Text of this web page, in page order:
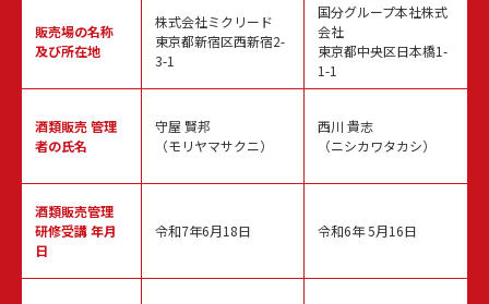
販売場の名称
及び所在地
酒類販売管理
者の氏名
酒類販売管理
研修受講 年月
日
株式会社ミクリード
東京都新宿区西新宿2-
3-1
守屋 賢邦
（モリヤマサクニ）
令和7年6月18日
国分グループ本社株式
会社
東京都中央区日本橋1-
1-1
西川 貴志
（ニシカワタカシ）
令和6年 5月16日